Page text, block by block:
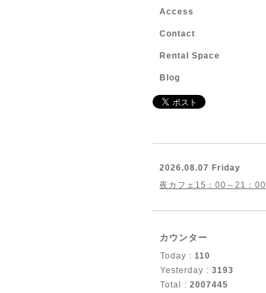
Access
Contact
Rental Space
Blog
2026.08.07 Friday
夜カフェ15：00～21：00
カウンター
Today : 110
Yesterday : 3193
Total : 2007445